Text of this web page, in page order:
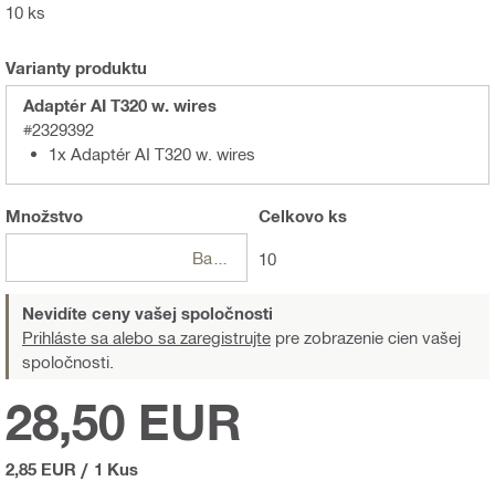
10 ks
Varianty produktu
Adaptér AI T320 w. wires
#2329392
1x Adaptér AI T320 w. wires
Množstvo Celkovo ks
10
Nevidíte ceny vašej spoločnosti
Prihláste sa alebo sa zaregistrujte pre zobrazenie cien vašej
spoločnosti.
28,50 EUR
2,85 EUR / 1 Kus